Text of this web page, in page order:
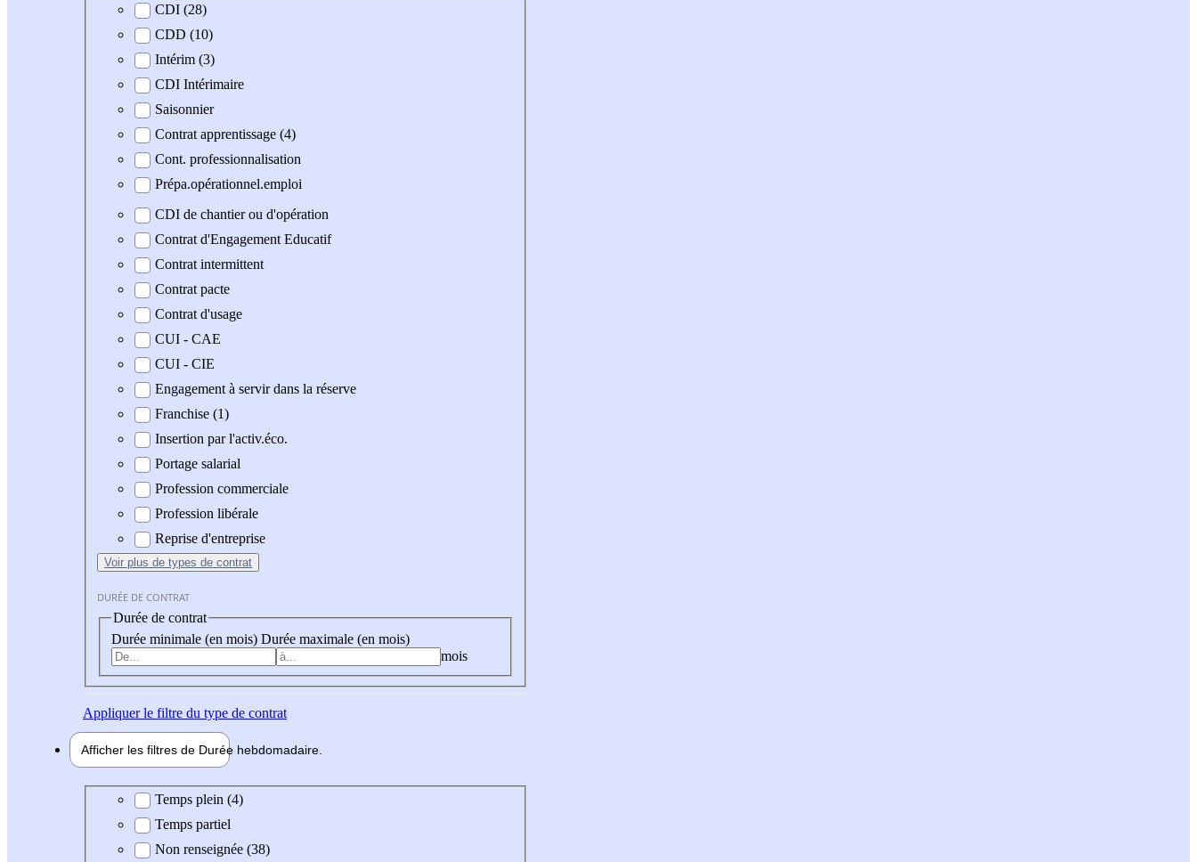
Type de contratCDI (28)
CDD (10)
Intérim (3)
CDI Intérimaire
Saisonnier
Contrat apprentissage (4)
Cont. professionnalisation
Prépa.opérationnel.emploi
CDI de chantier ou d'opération
Contrat d'Engagement Educatif
Contrat intermittent
Contrat pacte
Contrat d'usage
CUI - CAE
CUI - CIE
Engagement à servir dans la réserve
Franchise (1)
Insertion par l'activ.éco.
Portage salarial
Profession commerciale
Profession libérale
Reprise d'entreprise
Voir plus de types de contrat
DURÉE DE CONTRAT
Durée de contrat
Durée minimale (en mois) Durée maximale (en mois)
mois
Appliquerle filtre du type de contrat
Afficher les filtres de Durée hebdomadaire
Durée hebdomadaire
Temps plein (4)
Temps partiel
Non renseignée (38)